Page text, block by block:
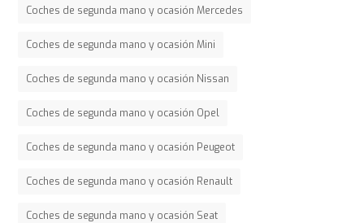
Coches de segunda mano y ocasión Mercedes
Coches de segunda mano y ocasión Mini
Coches de segunda mano y ocasión Nissan
Coches de segunda mano y ocasión Opel
Coches de segunda mano y ocasión Peugeot
Coches de segunda mano y ocasión Renault
Coches de segunda mano y ocasión Seat